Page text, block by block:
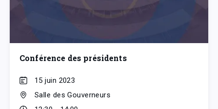
Conférence des présidents
15 juin 2023
Salle des Gouverneurs